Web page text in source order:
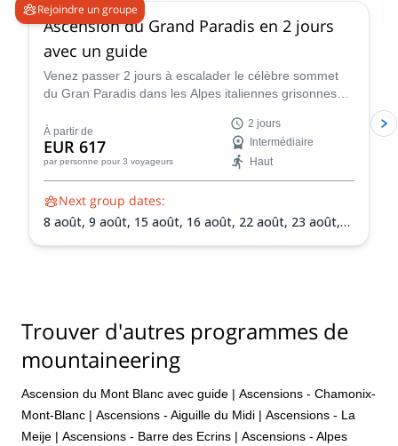
Rejoindre un groupe
Ascension du Grand Paradis en 2 jours
avec un guide
Venez passer 2 jours à escalader le célèbre sommet
du Gran Paradis dans les Alpes italiennes grisonnes
Peakshunter.
À partir de
EUR 617
par personne pour 3 voyageurs
2 jours
Intermédiaire
Haut
Next group dates:
8 août, 9 août, 15 août, 16 août, 22 août, 23 août,
Trouver d'autres programmes de
mountaineering
Ascension du Mont Blanc avec guide | Ascensions - Chamonix-
Mont-Blanc | Ascensions - Aiguille du Midi | Ascensions - La
Meije | Ascensions - Barre des Ecrins | Ascensions - Alpes